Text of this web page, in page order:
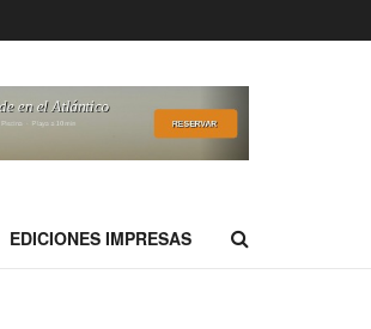
EDICIONES IMPRESAS